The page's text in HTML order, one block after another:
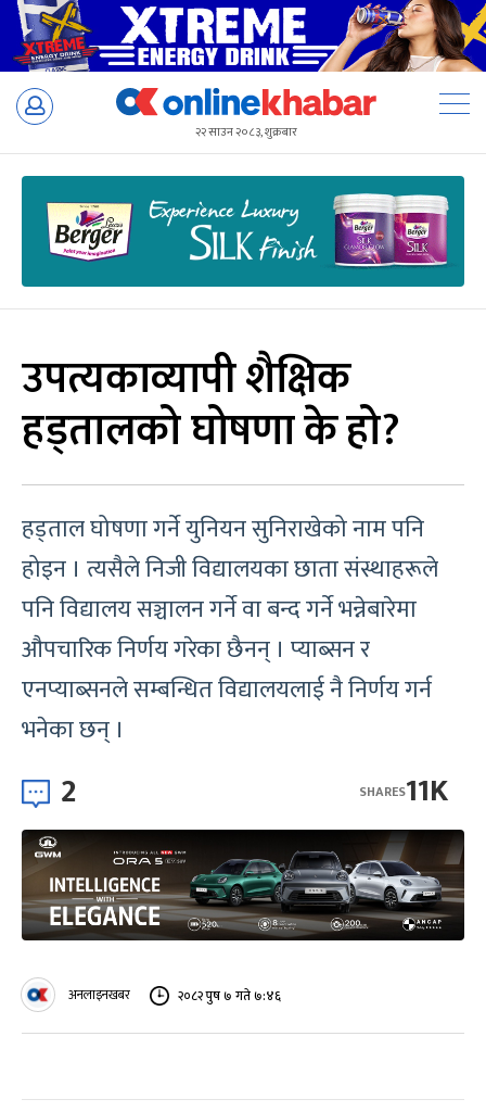
Skip
२२ साउन २०८३, शुक्रबार
उपत्यकाव्यापी शैक्षिक
हड्तालको घोषणा के हो?
हड्ताल घोषणा गर्ने युनियन सुनिराखेको नाम पनि
होइन । त्यसैले निजी विद्यालयका छाता संस्थाहरूले
पनि विद्यालय सञ्चालन गर्ने वा बन्द गर्ने भन्नेबारेमा
औपचारिक निर्णय गरेका छैनन् । प्याब्सन र
एनप्याब्सनले सम्बन्धित विद्यालयलाई नै निर्णय गर्न
भनेका छन् ।
2 11K
SHARES
अनलाइनखबर २०८२ पुष ७ गते ७:४६